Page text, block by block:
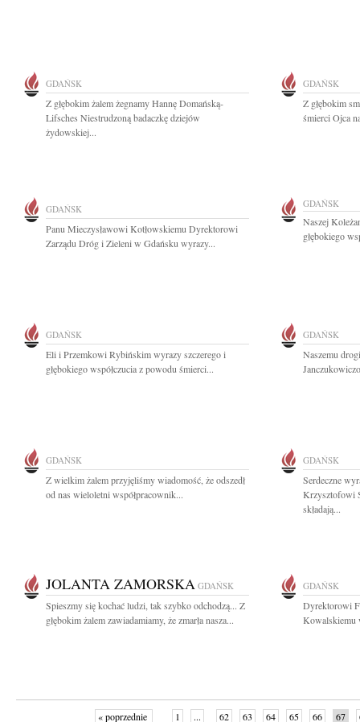
GDAŃSK
Z głębokim żalem żegnamy Hannę Domańską-
Lifsches Niestrudzoną badaczkę dziejów
żydowskiej...
GDAŃSK
Z głębokim
śmierci Ojca
GDAŃSK
Panu Mieczysławowi Kotłowskiemu Dyrektorowi
Zarządu Dróg i Zieleni w Gdańsku wyrazy...
GDAŃSK
Naszej
głębokiego
GDAŃSK
Eli i Przemkowi Rybińskim wyrazy szczerego i
głębokiego współczucia z powodu śmierci...
GDAŃSK
Naszemu
GDAŃSK
Z wielkim żalem przyjęliśmy wiadomość, że odszedł
od nas wieloletni współpracownik...
GDAŃSK
Serdeczne
Krzysztofowi
składają...
JOLANTA ZAMORSKA GDAŃSK
Spieszmy się kochać ludzi, tak szybko odchodzą... Z
głębokim żalem zawiadamiamy, że zmarła nasza...
GDAŃSK
Dyrektorowi
Kowalskiemu
« poprzednie 1 ... 62 63 64 65 66 67